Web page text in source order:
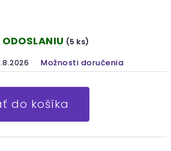
(5 ks)
Možnosti doručenia
do košíka